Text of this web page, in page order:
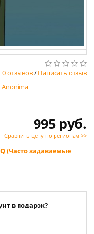
0 отзывов/ Написать отзыв
Anonima
995 руб.
Сравнить цену по регионам >>
(Часто задаваемые
в подарок?